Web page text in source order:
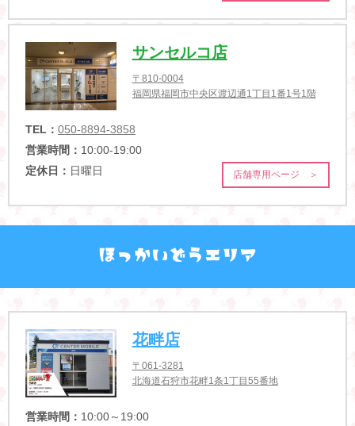
サンセルコ店
〒810-0004
福岡県福岡市中央区渡辺通1丁目1番1号1階
TEL： 050-8894-3858
営業時間： 10:00-19:00
定休日： 日曜日 店舗専用ページ ＞
花畔店
〒061-3281
北海道石狩市花畔1条1丁目55番地
営業時間： 10:00～19:00